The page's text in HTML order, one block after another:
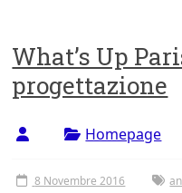
What’s Up
progettazione
Homepage
8 Novembre 2016